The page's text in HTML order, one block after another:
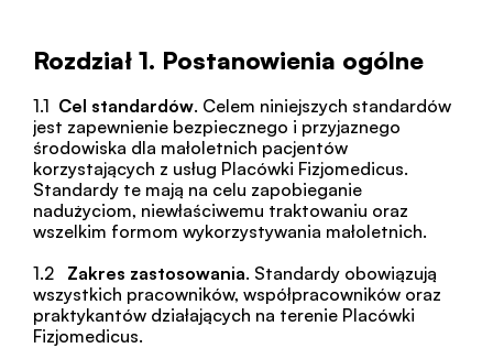
Rozdział 1. Postanowienia ogólne
1.1 Cel standardów. Celem niniejszych standardów
jest zapewnienie bezpiecznego i przyjaznego
środowiska dla małoletnich pacjentów
korzystających z usług Placówki Fizjomedicus.
Standardy te mają na celu zapobieganie
nadużyciom, niewłaściwemu traktowaniu oraz
wszelkim formom wykorzystywania małoletnich.
1.2 Zakres zastosowania. Standardy obowiązują
wszystkich pracowników, współpracowników oraz
praktykantów działających na terenie Placówki
Fizjomedicus.